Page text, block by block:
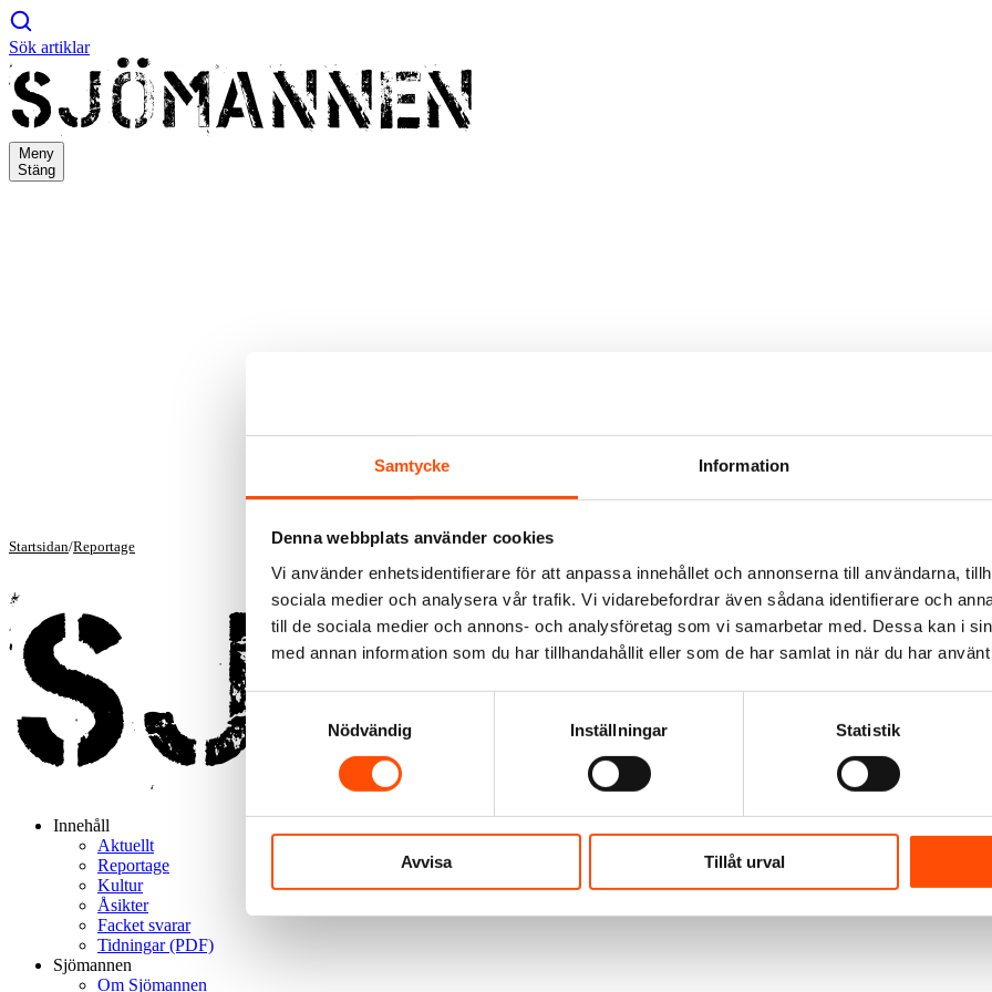
Samtycke Information
Denna webbplats använder cookies
Vi använder enhetsidentifierare för att anpassa innehållet och annonserna till användarna,
sociala medier och analysera vår trafik. Vi vidarebefordrar även sådana identifierare och
till de sociala medier och annons- och analysföretag som vi samarbetar med. Dessa kan i
med annan information som du har tillhandahållit eller som de har samlat in när du har
Samtyckesval
Nödvändig
Inställningar Statistik
Avvisa Tillåt urval
Sök artiklar
Meny
Stäng
Startsidan/Reportage
Innehåll
Aktuellt
Reportage
Kultur
Åsikter
Facket svarar
Tidningar (PDF)
Sjömannen
Om Sjömannen